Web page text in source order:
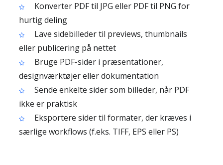
Konverter PDF til JPG eller PDF til PNG for
hurtig deling
Lave sidebilleder til previews, thumbnails
eller publicering på nettet
Bruge PDF-sider i præsentationer,
designværktøjer eller dokumentation
Sende enkelte sider som billeder, når PDF
ikke er praktisk
Eksportere sider til formater, der kræves i
særlige workflows (f.eks. TIFF, EPS eller PS)